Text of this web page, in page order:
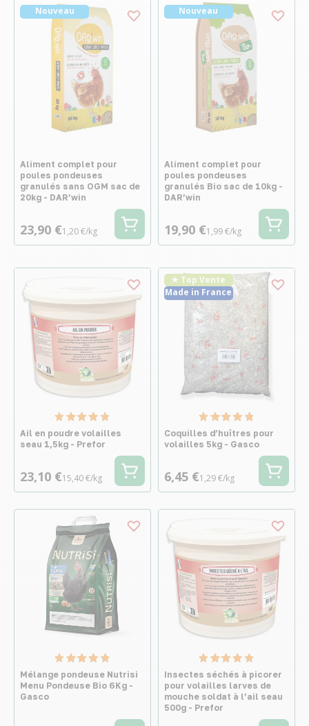
Nouveau
Aliment complet pour
poules pondeuses
granulés sans OGM sac de
20kg - DAR’win
23,90 €1,20 €/kg
Nouveau
Aliment complet pour
poules pondeuses
granulés Bio sac de 10kg -
DAR’win
19,90 €1,99 €/kg
Ail en poudre volailles
seau 1,5kg - Prefor
23,10 €15,40 €/kg
★ Top Vente
Made in France
Coquilles d’huîtres pour
volailles 5kg - Gasco
6,45 €1,29 €/kg
Mélange pondeuse Nutrisi
Menu Pondeuse Bio 6Kg -
Gasco
Insectes séchés à picorer
pour volailles larves de
mouche soldat à l’ail seau
500g - Prefor